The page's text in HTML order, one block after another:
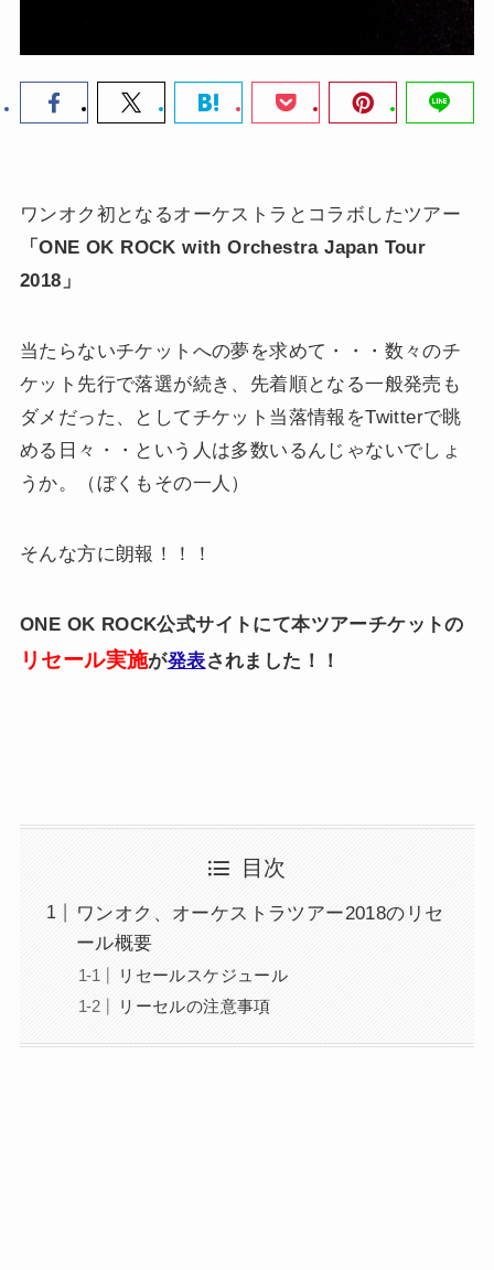
ワンオク初となるオーケストラとコラボしたツアー
「ONE OK ROCK with Orchestra Japan Tour
2018」
当たらないチケットへの夢を求めて・・・数々のチ
ケット先行で落選が続き、先着順となる一般発売も
ダメだった、としてチケット当落情報をTwitterで眺
める日々・・という人は多数いるんじゃないでしょ
うか。（ぼくもその一人）
そんな方に朗報！！！
ONE OK ROCK公式サイトにて本ツアーチケットの
リセール実施が発表されました！！
目次
ワンオク、オーケストラツアー2018のリセ
ール概要
リセールスケジュール
リーセルの注意事項